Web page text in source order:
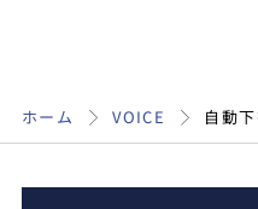
ホーム VOICE 自動